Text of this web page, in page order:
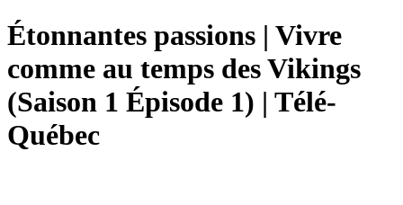
Étonnantes passions | Vivre
comme au temps des Vikings
(Saison 1 Épisode 1) | Télé-
Québec